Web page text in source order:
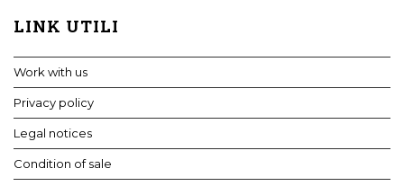
LINK UTILI
Work with us
Privacy policy
Legal notices
Condition of sale